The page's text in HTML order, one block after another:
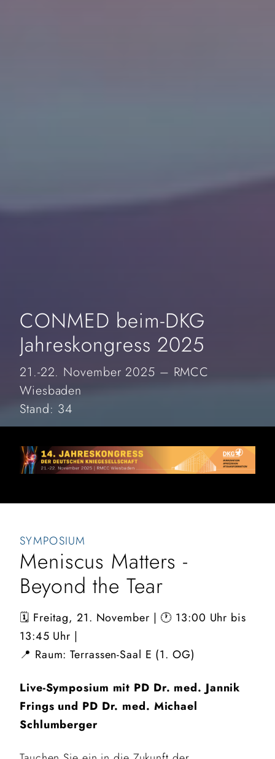
CONMED beim-DKG
Jahreskongress 2025
21.-22. November 2025 – RMCC
Wiesbaden
Stand: 34
SYMPOSIUM
Meniscus Matters -
Beyond the Tear
🗓️ Freitag, 21. November | 🕐 13:00 Uhr bis
13:45 Uhr |
📍 Raum: Terrassen-Saal E (1. OG)
Live-Symposium mit PD Dr. med. Jannik
Frings und PD Dr. med. Michael
Schlumberger